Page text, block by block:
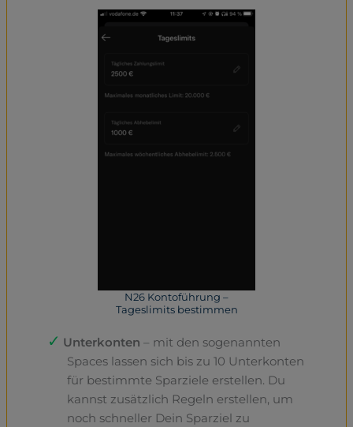
N26 Kontoführung –
Tageslimits bestimmen
Unterkonten – mit den sogenannten
Spaces lassen sich bis zu 10 Unterkonten
für bestimmte Sparziele erstellen. Du
kannst zusätzlich Regeln erstellen, um
noch schneller Dein Sparziel zu